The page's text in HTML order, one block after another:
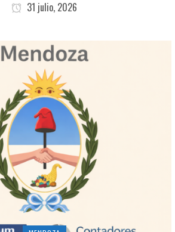
31 julio, 2026